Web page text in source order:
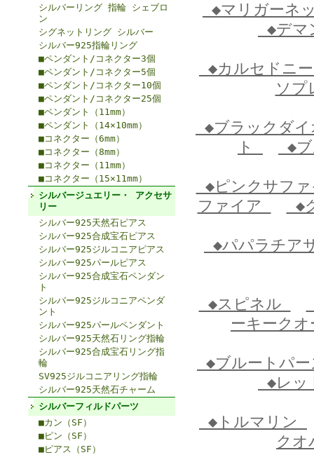
シルバーリング 指輪 シェブロ
ン
シグネットリング シルバー
シルバー925指輪リング
■ペンダント/コネクター3個
■ペンダント/コネクター5個
■ペンダント/コネクター10個
■ペンダント/コネクター25個
■ペンダント（11mm）
■ペンダント（14×10mm）
■コネクター（6mm）
■コネクター（8mm）
■コネクター（11mm）
■コネクター（15×11mm）
シルバージュエリー・ アクセサ
リー
シルバー925天然石ピアス
シルバー925合成宝石ピアス
シルバー925ジルコニアピアス
シルバー925パールピアス
シルバー925合成宝石ペンダン
ト
シルバー925ジルコニアペンダ
ント
シルバー925パールペンダント
シルバー925天然石リング指輪
シルバー925合成宝石リング指
輪
SV925ジルコニアリング指輪
シルバー925天然石チャーム
シルバーフィルドパーツ
■カン（SF）
■ピン（SF）
■ピアス（SF）
◆マリガーネ
◆デマ
◆カルセドニ
ソ
◆ブラックダ
ト
◆
◆ピンクサフ
ファイア
◆
◆パパラチア
◆スピネル
ーキーク
◆ブルートパ
◆レ
◆トルマリン
ク